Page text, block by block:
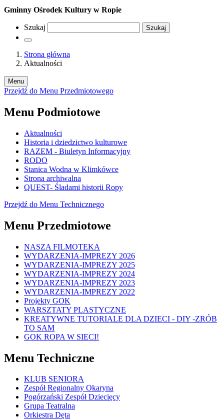
Gminny Ośrodek Kultury w Ropie
Szukaj Szukaj
Strona główna
Aktualności
Menu
Przejdź do Menu Przedmiotowego
Menu Podmiotowe
Aktualności
Historia i dziedzictwo kulturowe
RAZEM - Biuletyn Informacyjny
RODO
Stanica Wodna w Klimkówce
Strona archiwalna
QUEST- Śladami historii Ropy
Przejdź do Menu Technicznego
Menu Przedmiotowe
NASZA FILMOTEKA
WYDARZENIA-IMPREZY 2026
WYDARZENIA-IMPREZY 2025
WYDARZENIA-IMPREZY 2024
WYDARZENIA-IMPREZY 2023
WYDARZENIA-IMPREZY 2022
Projekty GOK
WARSZTATY PLASTYCZNE
KREATYWNE TUTORIALE DLA DZIECI - DIY -ZRÓB
TO SAM
GOK ROPA W SIECI!
Menu Techniczne
KLUB SENIORA
Zespół Regionalny Okaryna
Pogórzański Zespół Dziecięcy
Grupa Teatralna
Orkiestra Dęta